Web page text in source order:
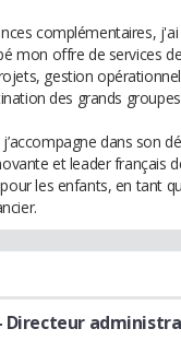
complémentaires,
mon offre de services
gestion
des grands
dans son
et leader français
les enfants, en tant
Directeur